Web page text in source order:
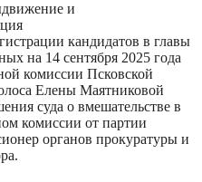
и
кандидатов в главы
на 14 сентября 2025 года
комиссии Псковской
Елены Маятниковой
суда о вмешательстве в
комиссии от партии
органов прокуратуры и